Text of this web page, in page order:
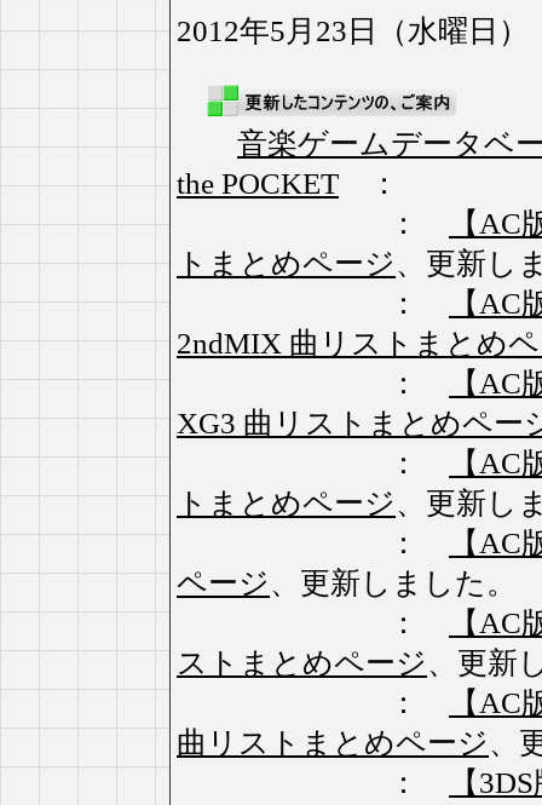
2012年5月23日（水曜日）
音楽ゲームデータベ
the POCKET ：
：
【AC
トまとめページ、更新し
：
【AC
2ndMIX 曲リストまとめ
：
【AC
XG3 曲リストまとめペー
：
【AC
トまとめページ、更新し
：
【AC
ページ、更新しました。
：
【AC
ストまとめページ、更新
：
【AC
曲リストまとめページ、
：
【